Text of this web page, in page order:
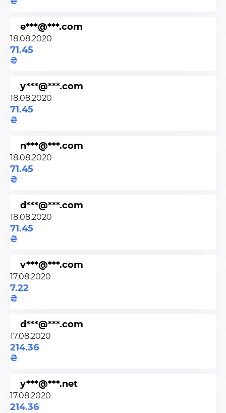
e***@***.com
18.08.2020
71.45
y***@***.com
18.08.2020
71.45
n***@***.com
18.08.2020
71.45
d***@***.com
18.08.2020
71.45
v***@***.com
17.08.2020
7.22
d***@***.com
17.08.2020
214.36
y***@***.net
17.08.2020
214.36